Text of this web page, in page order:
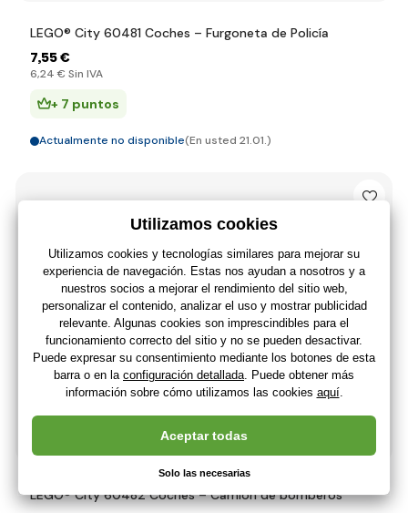
LEGO® City 60481 Coches – Furgoneta de Policía
7,55 €
6,24 € Sin IVA
+ 7 puntos
Actualmente no disponible(En usted 21.01.)
LEGO® City 60482 Coches – Camión de bomberos